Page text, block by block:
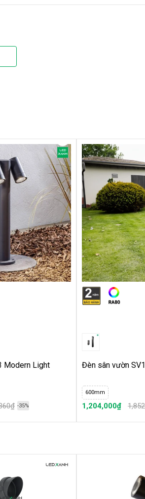
loại đèn trang trí ngoài trời khác.
không theo dây dẫn điện vào đèn gây
Modern Light
-35%
Đèn sân vườn
600mm
1,204,000₫